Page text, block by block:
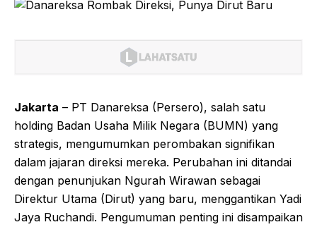
Jakarta – PT Danareksa (Persero), salah satu
holding Badan Usaha Milik Negara (BUMN) yang
strategis, mengumumkan perombakan signifikan
dalam jajaran direksi mereka. Perubahan ini ditandai
dengan penunjukan Ngurah Wirawan sebagai
Direktur Utama (Dirut) yang baru, menggantikan Yadi
Jaya Ruchandi. Pengumuman penting ini disampaikan